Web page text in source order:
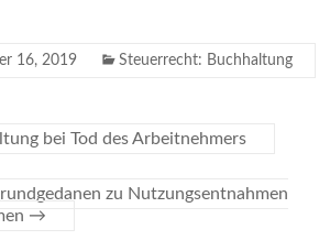
16, 2019 Steuerrecht: Buchhaltung
bei Tod des Arbeitnehmers
zu Nutzungsentnahmen
→